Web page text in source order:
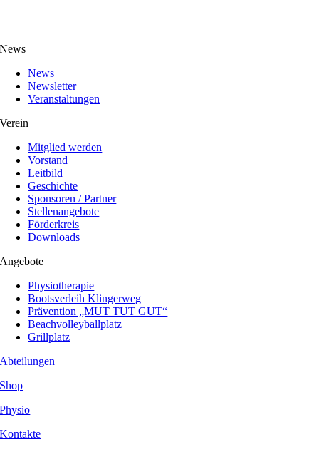
News
News
Newsletter
Veranstaltungen
Verein
Mitglied werden
Vorstand
Leitbild
Geschichte
Sponsoren / Partner
Stellenangebote
Förderkreis
Downloads
Angebote
Physiotherapie
Bootsverleih Klingerweg
Prävention „MUT TUT GUT“
Beachvolleyballplatz
Grillplatz
Abteilungen
Shop
Physio
Kontakte